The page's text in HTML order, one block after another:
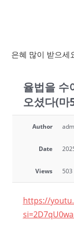
은혜 많이 받으세
율법을 수
오셨다(
Author
Date
Views 503
https://